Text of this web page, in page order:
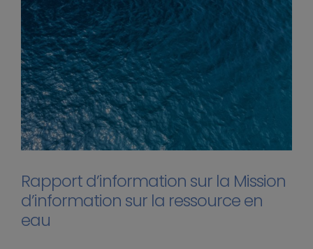
Rapport d’information sur la Mission
d’information sur la ressource en
eau